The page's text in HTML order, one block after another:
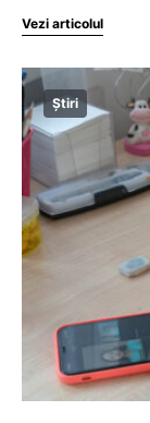
Vezi articolul
Știri